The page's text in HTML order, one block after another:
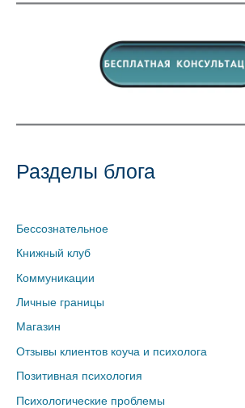
Разделы блога
Бессознательное
Книжный клуб
Коммуникации
Личные границы
Магазин
Отзывы клиентов коуча и психолога
Позитивная психология
Психологические проблемы